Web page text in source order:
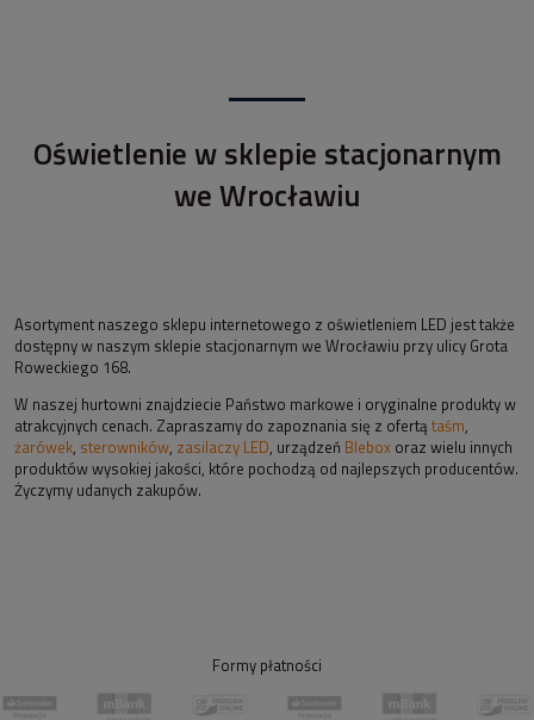
Oświetlenie w sklepie stacjonarnym
we Wrocławiu
Asortyment naszego sklepu internetowego z oświetleniem LED jest także
dostępny w naszym sklepie stacjonarnym we Wrocławiu przy ulicy Grota
Roweckiego 168.
W naszej hurtowni znajdziecie Państwo markowe i oryginalne produkty w
atrakcyjnych cenach. Zapraszamy do zapoznania się z ofertą taśm,
żarówek, sterowników, zasilaczy LED, urządzeń Blebox oraz wielu innych
produktów wysokiej jakości, które pochodzą od najlepszych producentów.
Życzymy udanych zakupów.
Formy płatności